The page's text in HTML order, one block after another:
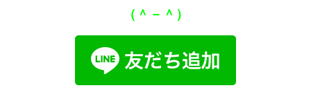
（＾－＾）